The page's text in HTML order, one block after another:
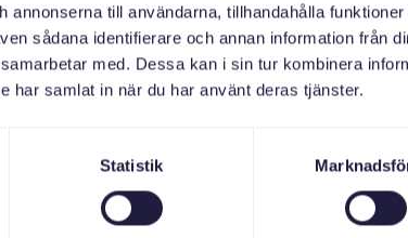
till användarna, tillhandahålla funktioner
sådana identifierare och annan information från
med. Dessa kan i sin tur kombinera
har samlat in när du har använt deras tjänster.
Statistik
MÖTS:
OCH FIKA
Farstagången 14C,
TRE
Farsta bibliotek -